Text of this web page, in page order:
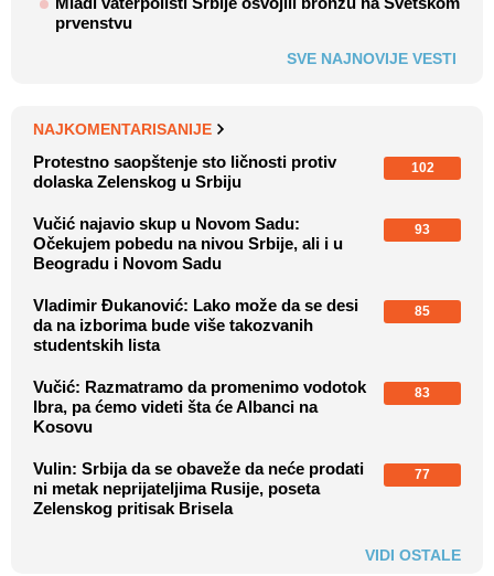
prvenstvu
SVE NAJNOVIJE VESTI
NAJKOMENTARISANIJE
Protestno saopštenje sto ličnosti protiv
dolaska Zelenskog u Srbiju
102
Vučić najavio skup u Novom Sadu:
Očekujem pobedu na nivou Srbije, ali i u
Beogradu i Novom Sadu
93
Vladimir Đukanović: Lako može da se desi
da na izborima bude više takozvanih
studentskih lista
85
Vučić: Razmatramo da promenimo vodotok
Ibra, pa ćemo videti šta će Albanci na
Kosovu
83
Vulin: Srbija da se obaveže da neće prodati
ni metak neprijateljima Rusije, poseta
Zelenskog pritisak Brisela
77
VIDI OSTALE